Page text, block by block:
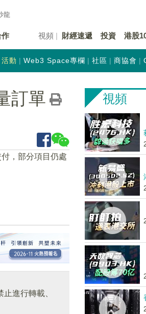
龍
作 視頻 財經速遞 投資 港股
活動 Web3 Space專欄 社區 商協會
訂單
，部分項目仍處
進行轉載、
視頻